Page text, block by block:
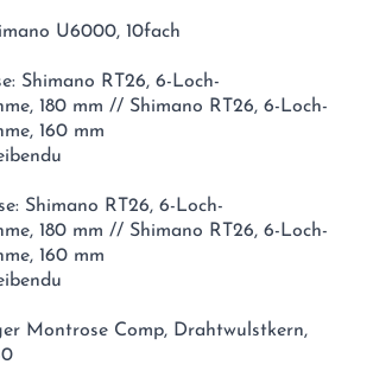
U6000, 10fach
Shimano RT26, 6-Loch-
180 mm // Shimano RT26, 6-Loch-
160 mm
Shimano RT26, 6-Loch-
180 mm // Shimano RT26, 6-Loch-
160 mm
Montrose Comp, Drahtwulstkern,